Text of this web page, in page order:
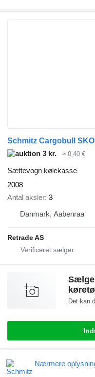
Schmitz Cargobull
3 kr.
≈ 0,40 €
Sættevogn kølekasse
2008
Antal aksler 3
Danmark, Aabenraa
Retrade AS
Det kan
Nærmere